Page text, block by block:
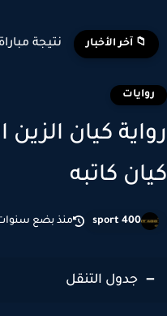
📁 آخر الأخبار
كاتبه
sport 400 منذ بضع سنوات
جدول التنقل